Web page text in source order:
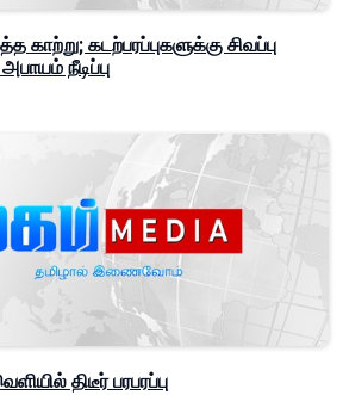
காற்று; கடற்பரப்புகளுக்கு சிவப்பு
நீடிப்பு
திடீர் பரபரப்பு